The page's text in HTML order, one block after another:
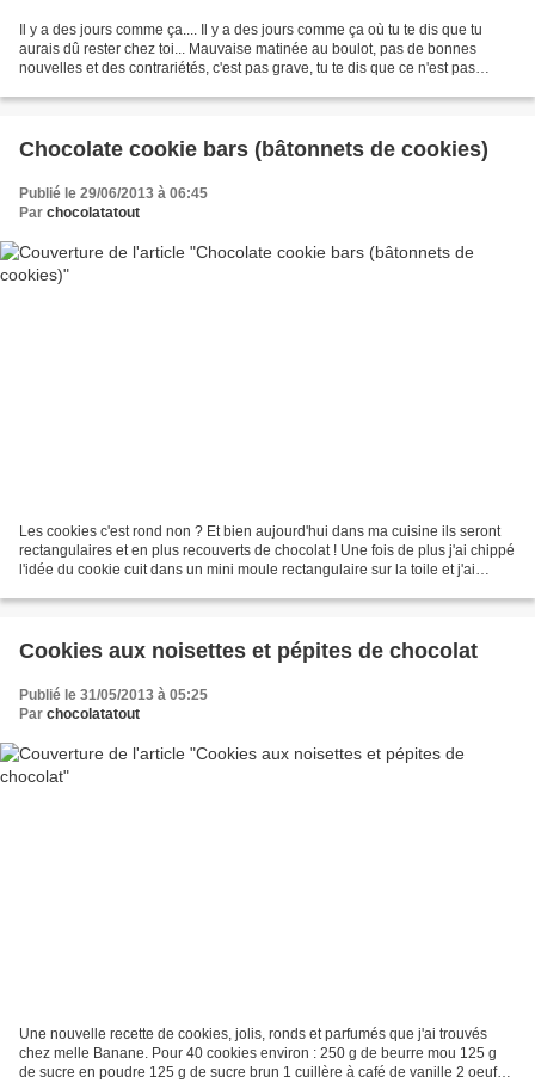
Il y a des jours comme ça.... Il y a des jours comme ça où tu te dis que tu
aurais dû rester chez toi... Mauvaise matinée au boulot, pas de bonnes
nouvelles et des contrariétés, c'est pas grave, tu te dis que ce n'est pas
Chocolate cookie bars (bâtonnets de cookies)
Publié le 29/06/2013 à 06:45
Par chocolatatout
Les cookies c'est rond non ? Et bien aujourd'hui dans ma cuisine ils seront
rectangulaires et en plus recouverts de chocolat ! Une fois de plus j'ai chippé
l'idée du cookie cuit dans un mini moule rectangulaire sur la toile et j'ai
Cookies aux noisettes et pépites de chocolat
Publié le 31/05/2013 à 05:25
Par chocolatatout
Une nouvelle recette de cookies, jolis, ronds et parfumés que j'ai trouvés
chez melle Banane. Pour 40 cookies environ : 250 g de beurre mou 125 g
de sucre en poudre 125 g de sucre brun 1 cuillère à café de vanille 2 oeufs